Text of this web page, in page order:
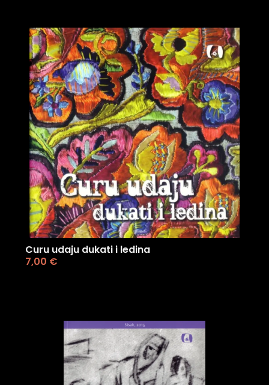
Curu udaju dukati i ledina
7,00 €